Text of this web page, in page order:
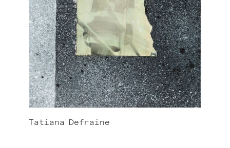
Tatiana Defraine